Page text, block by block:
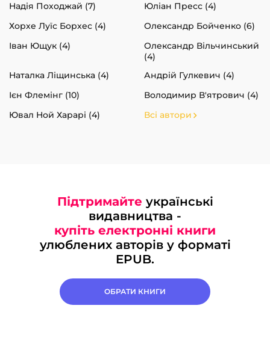
Надія Походжай (7)
Юліан Пресс (4)
Хорхе Луїс Борхес (4)
Олександр Бойченко (6)
Іван Ющук (4)
Олександр Вільчинський
(4)
Наталка Ліщинська (4)
Андрій Гулкевич (4)
Ієн Флемінг (10)
Володимир В'ятрович (4)
Ювал Ной Харарі (4)
Всі автори
Підтримайте українські
видавництва -
купіть електронні книги
улюблених авторів у форматі
EPUB.
ОБРАТИ КНИГИ